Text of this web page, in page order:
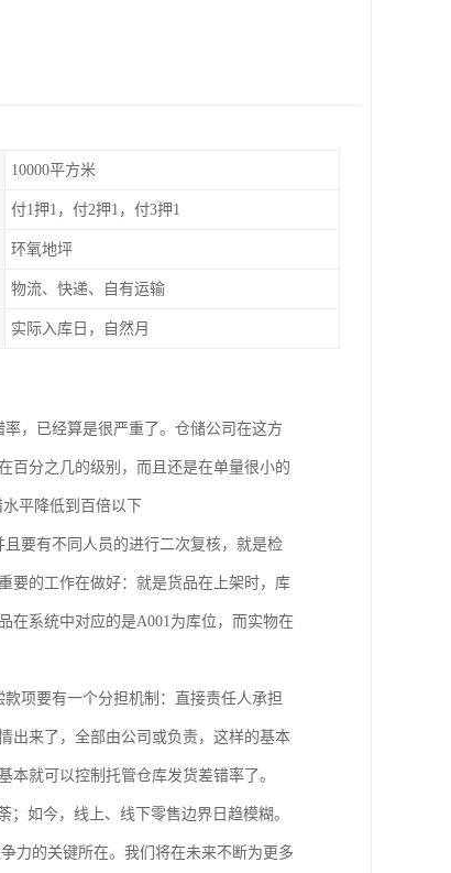
10000平方米
付1押1，付2押1，付3押1
环氧地坪
物流、快递、自有运输
实际入库日，自然月
，已经算是很严重了。仓储公司在这方
百分之几的级别，而且还是在单量很小的
平降低到百倍以下
要有不同人员的进行二次复核，就是检
要的工作在做好：就是货品在上架时，库
在系统中对应的是A001为库位，而实物在
项要有一个分担机制：直接责任人承担
出来了，全部由公司或负责，这样的基本
就可以控制托管仓库发货差错率了。
如今，线上、线下零售边界日趋模糊。
力的关键所在。我们将在未来不断为更多